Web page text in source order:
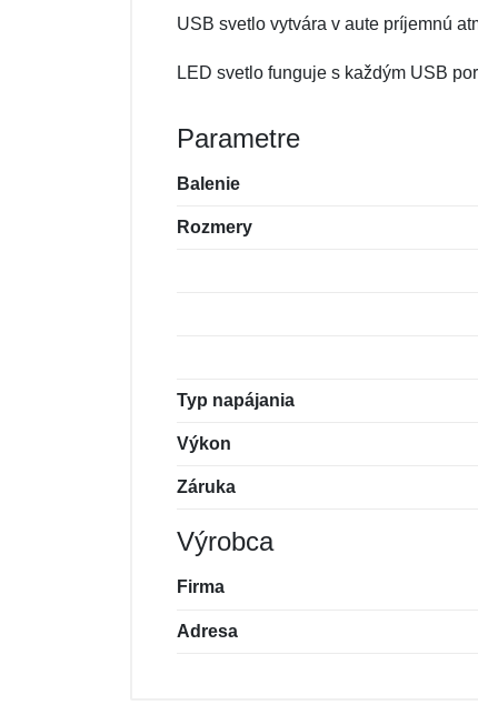
USB svetlo vytvára v aute príjemnú
LED svetlo funguje s každým USB
Parametre
Balenie
Rozmery
Typ napájania
Výkon
Záruka
Výrobca
Firma
Adresa